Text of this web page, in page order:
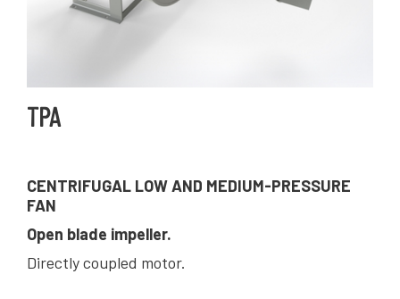
TPA
CENTRIFUGAL LOW AND MEDIUM-PRESSURE
FAN
Open blade impeller.
Directly coupled motor.